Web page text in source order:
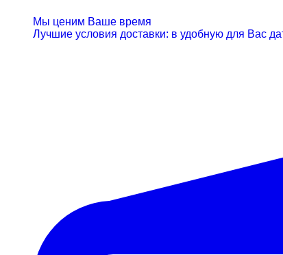
Мы ценим Ваше время
Лучшие условия доставки: в удобную для Вас